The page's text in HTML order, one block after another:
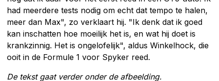
had meerdere tests nodig om echt dat tempo te halen,
meer dan Max", zo verklaart hij. "Ik denk dat ik goed
kan inschatten hoe moeilijk het is, en wat hij doet is
krankzinnig. Het is ongelofelijk", aldus Winkelhock, die
ooit in de Formule 1 voor Spyker reed.
De tekst gaat verder onder de afbeelding.